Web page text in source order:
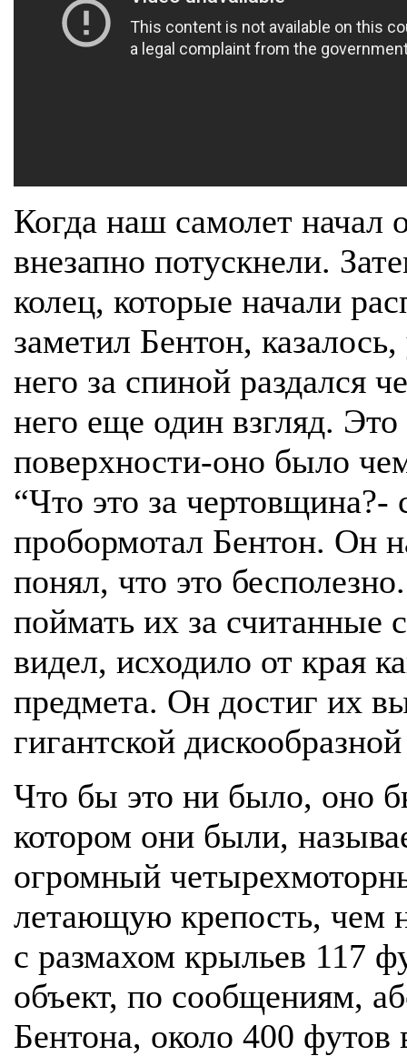
Когда наш самолет начал
внезапно потускнели.
колец, которые начали
заметил Бентон,
него за спиной раздался
него еще один взгляд.
поверхности-оно было
“Что это за
пробормотал Бентон. Он
понял, что это
поймать их за считанные
видел, исходило от края
предмета. Он достиг их
гигантской
Что бы это ни было, оно
котором они были,
огромный
летающую крепость, чем
с размахом крыльев 117
объект, по сообщениям,
Бентона, около 400